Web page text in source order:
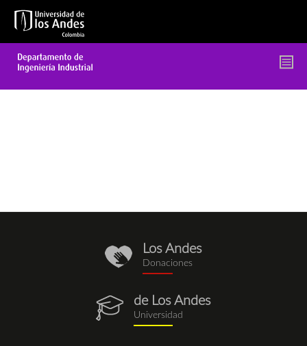
contenido
donaciones.png
Los Andes
Donaciones
egresados.png
de Los Andes
Universidad